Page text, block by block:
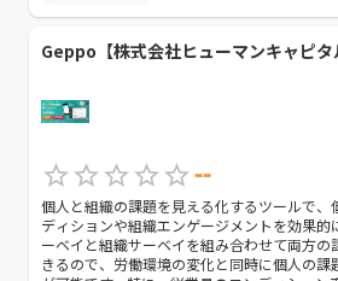
Geppo【株式会社ヒューマンキャピタ
--
個人と組織の課題を見える化するツールで、
ディションや組織エンゲージメントを効果的
ーベイと組織サーベイを組み合わせて両方の
きるので、労働環境の変化と同時に個人の課